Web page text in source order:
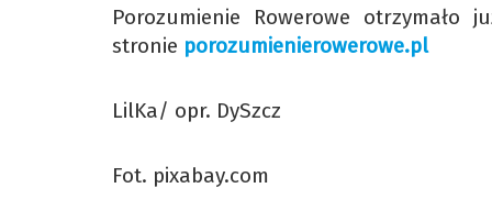
Porozumienie Rowerowe otrzymało
stronie porozumienierowerowe.pl
LilKa/ opr. DySzcz
Fot. pixabay.com